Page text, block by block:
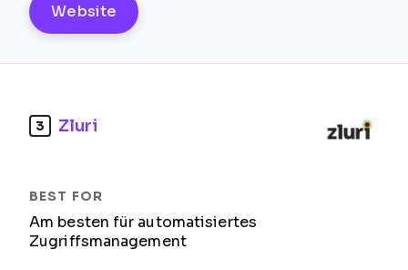
Website
3 Zluri
Am besten für automatisiertes
Zugriffsmanagement